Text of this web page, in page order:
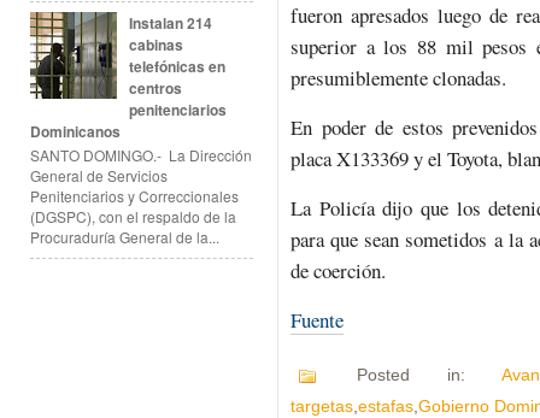
Instalan 214
cabinas
telefónicas en
centros
penitenciarios
Dominicanos
SANTO DOMINGO.- La Dirección
General de Servicios
Penitenciarios y Correccionales
(DGSPC), con el respaldo de la
Procuraduría General de la...
fueron apresados luego de
superior a los 88 mil pesos
presumiblemente clonadas.
En poder de estos
placa X133369 y el Toyota,
La Policía dijo que los
para que sean sometidos a la
de coerción.
Fuente
Posted in:
targetas estafas Gobierno